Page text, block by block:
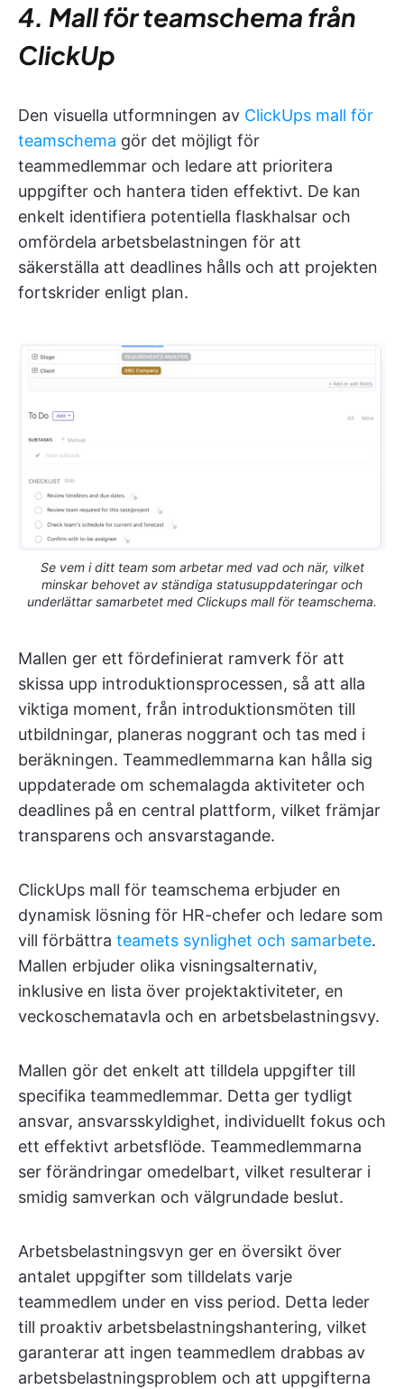
4. Mall för teamschema från
ClickUp
Den visuella utformningen av ClickUps mall för
teamschema gör det möjligt för
teammedlemmar och ledare att prioritera
uppgifter och hantera tiden effektivt. De kan
enkelt identifiera potentiella flaskhalsar och
omfördela arbetsbelastningen för att
säkerställa att deadlines hålls och att projekten
fortskrider enligt plan.
Se vem i ditt team som arbetar med vad och när, vilket
minskar behovet av ständiga statusuppdateringar och
underlättar samarbetet med Clickups mall för teamschema.
Mallen ger ett fördefinierat ramverk för att
skissa upp introduktionsprocessen, så att alla
viktiga moment, från introduktionsmöten till
utbildningar, planeras noggrant och tas med i
beräkningen. Teammedlemmarna kan hålla sig
uppdaterade om schemalagda aktiviteter och
deadlines på en central plattform, vilket främjar
transparens och ansvarstagande.
ClickUps mall för teamschema erbjuder en
dynamisk lösning för HR-chefer och ledare som
vill förbättra teamets synlighet och samarbete.
Mallen erbjuder olika visningsalternativ,
inklusive en lista över projektaktiviteter, en
veckoschematavla och en arbetsbelastningsvy.
Mallen gör det enkelt att tilldela uppgifter till
specifika teammedlemmar. Detta ger tydligt
ansvar, ansvarsskyldighet, individuellt fokus och
ett effektivt arbetsflöde. Teammedlemmarna
ser förändringar omedelbart, vilket resulterar i
smidig samverkan och välgrundade beslut.
Arbetsbelastningsvyn ger en översikt över
antalet uppgifter som tilldelats varje
teammedlem under en viss period. Detta leder
till proaktiv arbetsbelastningshantering, vilket
garanterar att ingen teammedlem drabbas av
arbetsbelastningsproblem och att uppgifterna